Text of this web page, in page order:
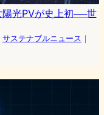
光PVが史上初──世
サステナブルニュース ｜